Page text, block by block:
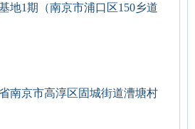
地1期（南京市浦口区150乡道
南京市高淳区固城街道漕塘村